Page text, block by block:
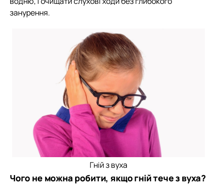
занурення.
Гній з вуха
Чого не можна робити, якщо гній тече з вуха?